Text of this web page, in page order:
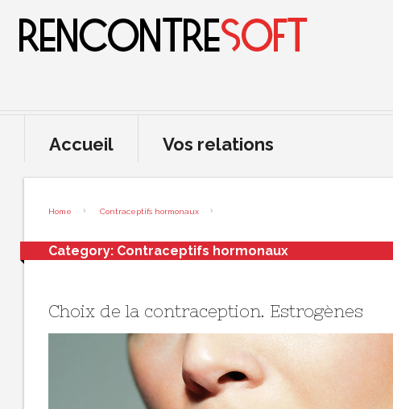
Accueil Vos relations
Home Contraceptifs hormonaux
Category: Contraceptifs hormonaux
Choix de la contraception. Estrogènes